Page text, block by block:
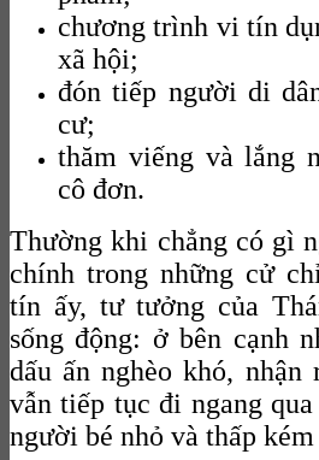
chương trình vi tín
xã hội;
đón tiếp người di
cư;
thăm viếng và lắng
cô đơn.
Thường khi chẳng có gì
chính trong những cử
tín ấy, tư tưởng của
sống động: ở bên cạnh
dấu ấn nghèo khó,
vẫn tiếp tục đi ngang
người bé nhỏ và thấp kém